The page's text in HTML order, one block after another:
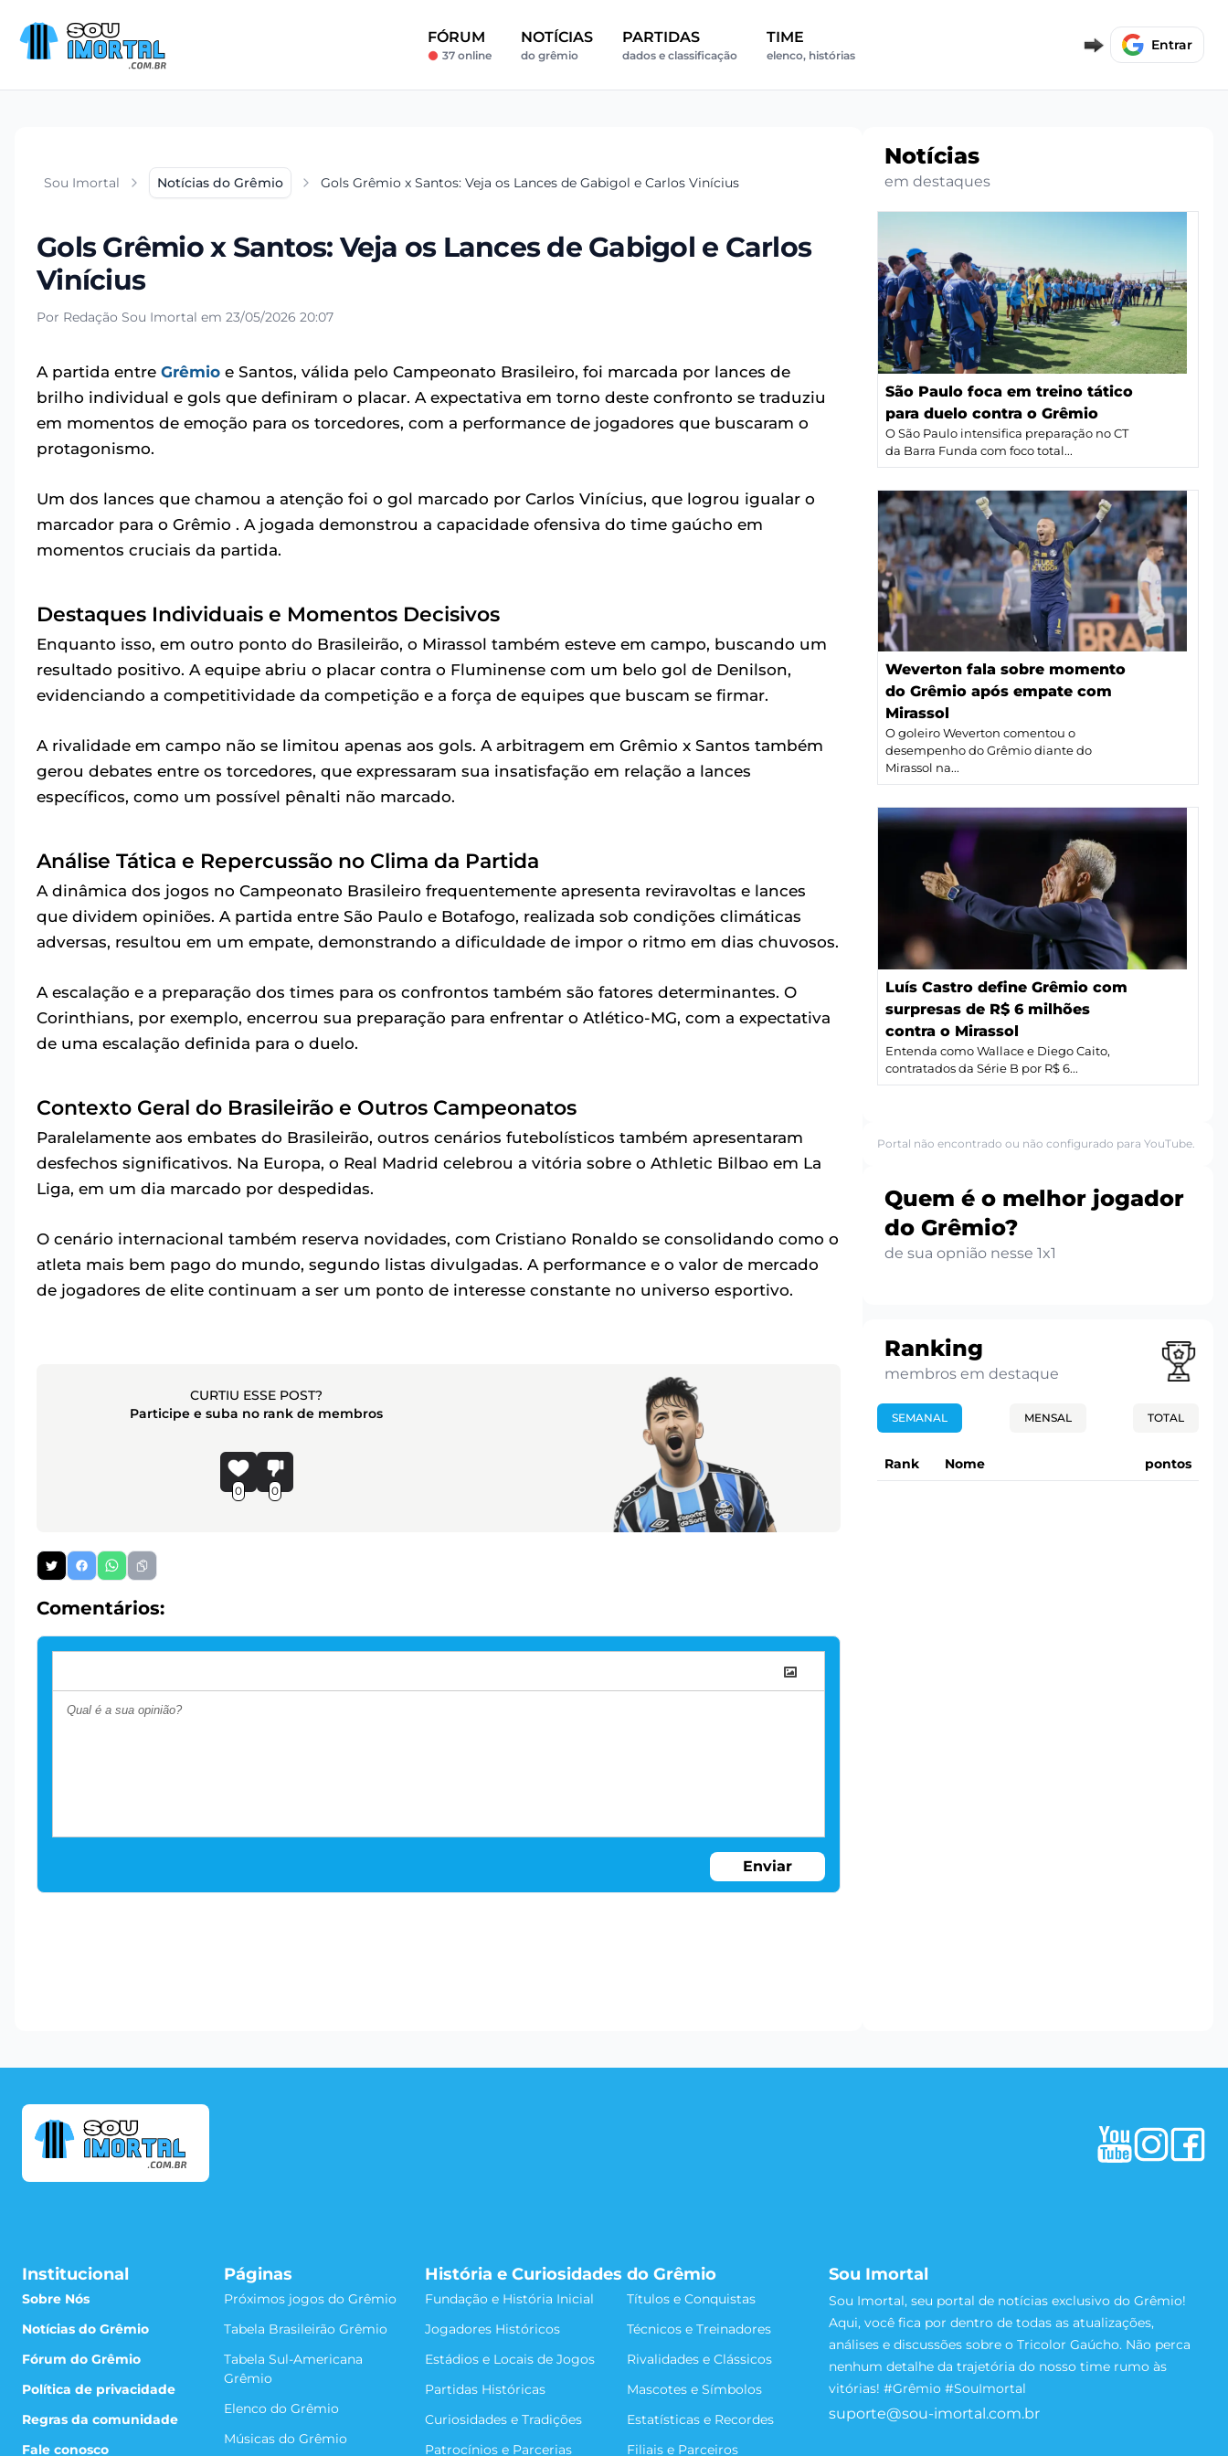
FÓRUM
37 online
NOTÍCIAS
do grêmio
PARTIDAS
dados e classificação
TIME
elenco, histórias
Entrar
Sou Imortal Notícias do Grêmio Gols Grêmio x Santos: Veja os Lances de Gabigol e Carlos Vinícius
Gols Grêmio x Santos: Veja os Lances de Gabigol e Carlos
Vinícius
Por Redação Sou Imortal em 23/05/2026 20:07
A partida entre Grêmio e Santos, válida pelo Campeonato Brasileiro, foi marcada por lances de
brilho individual e gols que definiram o placar. A expectativa em torno deste confronto se traduziu
em momentos de emoção para os torcedores, com a performance de jogadores que buscaram o
protagonismo.
Um dos lances que chamou a atenção foi o gol marcado por Carlos Vinícius, que logrou igualar o
marcador para o Grêmio . A jogada demonstrou a capacidade ofensiva do time gaúcho em
momentos cruciais da partida.
Destaques Individuais e Momentos Decisivos
Enquanto isso, em outro ponto do Brasileirão, o Mirassol também esteve em campo, buscando um
resultado positivo. A equipe abriu o placar contra o Fluminense com um belo gol de Denilson,
evidenciando a competitividade da competição e a força de equipes que buscam se firmar.
A rivalidade em campo não se limitou apenas aos gols. A arbitragem em Grêmio x Santos também
gerou debates entre os torcedores, que expressaram sua insatisfação em relação a lances
específicos, como um possível pênalti não marcado.
Análise Tática e Repercussão no Clima da Partida
A dinâmica dos jogos no Campeonato Brasileiro frequentemente apresenta reviravoltas e lances
que dividem opiniões. A partida entre São Paulo e Botafogo, realizada sob condições climáticas
adversas, resultou em um empate, demonstrando a dificuldade de impor o ritmo em dias chuvosos.
A escalação e a preparação dos times para os confrontos também são fatores determinantes. O
Corinthians, por exemplo, encerrou sua preparação para enfrentar o Atlético-MG, com a expectativa
de uma escalação definida para o duelo.
Contexto Geral do Brasileirão e Outros Campeonatos
Paralelamente aos embates do Brasileirão, outros cenários futebolísticos também apresentaram
desfechos significativos. Na Europa, o Real Madrid celebrou a vitória sobre o Athletic Bilbao em La
Liga, em um dia marcado por despedidas.
O cenário internacional também reserva novidades, com Cristiano Ronaldo se consolidando como o
atleta mais bem pago do mundo, segundo listas divulgadas. A performance e o valor de mercado
de jogadores de elite continuam a ser um ponto de interesse constante no universo esportivo.
CURTIU ESSE POST?
Participe e suba no rank de membros
0 0
Comentários:
Enviar
Notícias
em destaques
São Paulo foca em treino tático
para duelo contra o Grêmio
O São Paulo intensifica preparação no CT
da Barra Funda com foco total...
Weverton fala sobre momento
do Grêmio após empate com
Mirassol
O goleiro Weverton comentou o
desempenho do Grêmio diante do
Mirassol na...
Luís Castro define Grêmio com
surpresas de R$ 6 milhões
contra o Mirassol
Entenda como Wallace e Diego Caito,
contratados da Série B por R$ 6...
Portal não encontrado ou não configurado para YouTube.
Quem é o melhor jogador
do Grêmio?
de sua opnião nesse 1x1
Ranking
membros em destaque
SEMANAL MENSAL TOTAL
Rank Nome pontos
Institucional
Sobre Nós
Notícias do Grêmio
Fórum do Grêmio
Política de privacidade
Regras da comunidade
Fale conosco
Páginas
Próximos jogos do Grêmio
Tabela Brasileirão Grêmio
Tabela Sul-Americana
Grêmio
Elenco do Grêmio
Músicas do Grêmio
História e Curiosidades do Grêmio
Fundação e História Inicial
Títulos e Conquistas
Jogadores Históricos
Técnicos e Treinadores
Estádios e Locais de Jogos
Rivalidades e Clássicos
Partidas Históricas
Mascotes e Símbolos
Curiosidades e Tradições
Estatísticas e Recordes
Patrocínios e Parcerias
Filiais e Parceiros
Sou Imortal
Sou Imortal, seu portal de notícias exclusivo do Grêmio!
Aqui, você fica por dentro de todas as atualizações,
análises e discussões sobre o Tricolor Gaúcho. Não perca
nenhum detalhe da trajetória do nosso time rumo às
vitórias! #Grêmio #SouImortal
suporte@sou-imortal.com.br